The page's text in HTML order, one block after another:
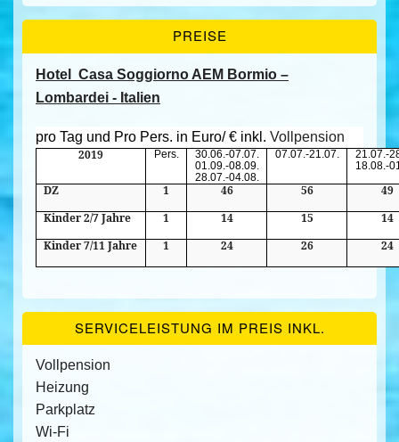
PREISE
Hotel
Casa Soggiorno AEM Bormio –
Lombardei - Italien
pro Tag und Pro Pers. in Euro/ € inkl. Vollpension
2019
Pers.
30.06.-07.07.
01.09.-08.09.
28.07.-04.08.
07.07.-21.07.
21.07.-
18.08.-
DZ 1 46 56
49
Kinder 2/7 Jahre
1 14 15
14
Kinder 7/11 Jahre
1 24 26 24
SERVICELEISTUNG IM PREIS INKL.
Vollpension
Heizung
Parkplatz
Wi-Fi